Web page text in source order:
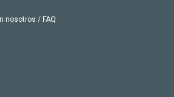
nosotros / FAQ